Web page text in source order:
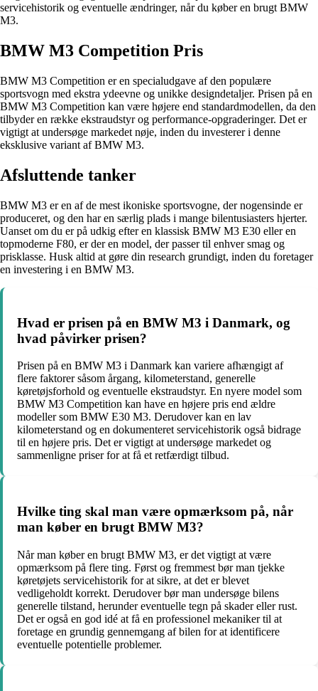
servicehistorik og eventuelle ændringer, når du køber en brugt BMW
M3.
BMW M3 Competition Pris
BMW M3 Competition er en specialudgave af den populære
sportsvogn med ekstra ydeevne og unikke designdetaljer. Prisen på en
BMW M3 Competition kan være højere end standardmodellen, da den
tilbyder en række ekstraudstyr og performance-opgraderinger. Det er
vigtigt at undersøge markedet nøje, inden du investerer i denne
eksklusive variant af BMW M3.
Afsluttende tanker
BMW M3 er en af de mest ikoniske sportsvogne, der nogensinde er
produceret, og den har en særlig plads i mange bilentusiasters hjerter.
Uanset om du er på udkig efter en klassisk BMW M3 E30 eller en
topmoderne F80, er der en model, der passer til enhver smag og
prisklasse. Husk altid at gøre din research grundigt, inden du foretager
en investering i en BMW M3.
Hvad er prisen på en BMW M3 i Danmark, og
hvad påvirker prisen?
Prisen på en BMW M3 i Danmark kan variere afhængigt af
flere faktorer såsom årgang, kilometerstand, generelle
køretøjsforhold og eventuelle ekstraudstyr. En nyere model som
BMW M3 Competition kan have en højere pris end ældre
modeller som BMW E30 M3. Derudover kan en lav
kilometerstand og en dokumenteret servicehistorik også bidrage
til en højere pris. Det er vigtigt at undersøge markedet og
sammenligne priser for at få et retfærdigt tilbud.
Hvilke ting skal man være opmærksom på, når
man køber en brugt BMW M3?
Når man køber en brugt BMW M3, er det vigtigt at være
opmærksom på flere ting. Først og fremmest bør man tjekke
køretøjets servicehistorik for at sikre, at det er blevet
vedligeholdt korrekt. Derudover bør man undersøge bilens
generelle tilstand, herunder eventuelle tegn på skader eller rust.
Det er også en god idé at få en professionel mekaniker til at
foretage en grundig gennemgang af bilen for at identificere
eventuelle potentielle problemer.